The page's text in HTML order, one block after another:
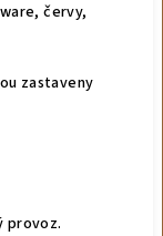
červy,
zastaveny
provoz.